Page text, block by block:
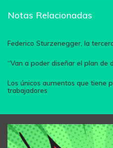
Notas Relacionadas
Federico Sturzenegger, la
“Van a poder diseñar el plan de
Los únicos aumentos que tiene
trabajadores